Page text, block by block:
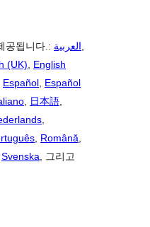
공됩니다.: العربية,
(UK), English
Español, Español
, 日本語,
,
, Română,
Svenska, 그리고